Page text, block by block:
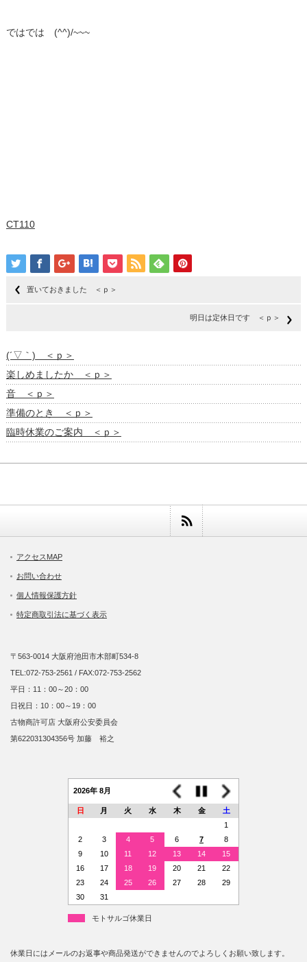
ではでは (^^)/~~~
CT110
置いておきました ＜ｐ＞
明日は定休日です ＜ｐ＞
(´▽｀) ＜ｐ＞
楽しめましたか ＜ｐ＞
音 ＜ｐ＞
準備のとき ＜ｐ＞
臨時休業のご案内 ＜ｐ＞
アクセスMAP
お問い合わせ
個人情報保護方針
特定商取引法に基づく表示
〒563-0014 大阪府池田市木部町534-8
TEL:072-753-2561 / FAX:072-753-2562
平日：11：00～20：00
日祝日：10：00～19：00
古物商許可店 大阪府公安委員会
第622031304356号 加藤 裕之
2026年 8月
日 月 火 水 木 金
土
1
2
3 4 5 6 7
8
9
10 11 12 13 14
15
16
17 18 19 20 21
22
23
24 25 26 27 28
29
30
31
モトサルゴ休業日
休業日にはメールのお返事や商品発送ができませんのでよろしくお願い致します。